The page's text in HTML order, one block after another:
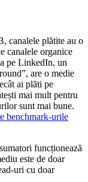
canalele plătite au o
canalele organice
pe LinkedIn, un
are o medie
ai plăti pe
mai mult pentru
sunt mai bune.
benchmark-urile
funcționează
este de doar
uri cu doar